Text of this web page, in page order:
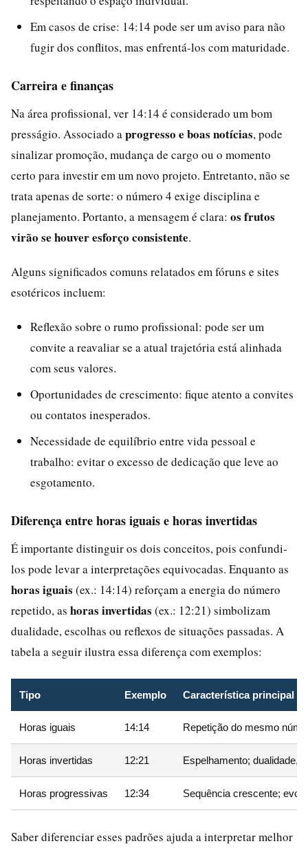
Em casos de crise: 14:14 pode ser um aviso para não
fugir dos conflitos, mas enfrentá-los com maturidade.
Carreira e finanças
Na área profissional, ver 14:14 é considerado um bom
presságio. Associado a progresso e boas notícias, pode
sinalizar promoção, mudança de cargo ou o momento
certo para investir em um novo projeto. Entretanto, não se
trata apenas de sorte: o número 4 exige disciplina e
planejamento. Portanto, a mensagem é clara: os frutos
virão se houver esforço consistente.
Alguns significados comuns relatados em fóruns e sites
esotéricos incluem:
Reflexão sobre o rumo profissional: pode ser um
convite a reavaliar se a atual trajetória está alinhada
com seus valores.
Oportunidades de crescimento: fique atento a convites
ou contatos inesperados.
Necessidade de equilíbrio entre vida pessoal e
trabalho: evitar o excesso de dedicação que leve ao
esgotamento.
Diferença entre horas iguais e horas invertidas
É importante distinguir os dois conceitos, pois confundi-
los pode levar a interpretações equivocadas. Enquanto as
horas iguais (ex.: 14:14) reforçam a energia do número
repetido, as horas invertidas (ex.: 12:21) simbolizam
dualidade, escolhas ou reflexos de situações passadas. A
tabela a seguir ilustra essa diferença com exemplos:
Tipo Exemplo Característica principal
Horas iguais 14:14 Repetição do mesmo
Horas invertidas 12:21 Espelhamento; dualidade,
Horas progressivas 12:34 Sequência crescente;
Saber diferenciar esses padrões ajuda a interpretar melhor